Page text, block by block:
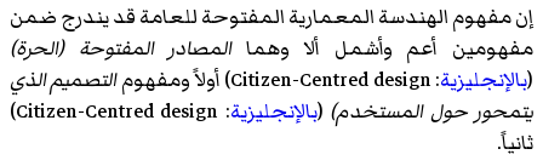
إن مفهوم الهندسة المعمارية المفتوحة للعامة قد يندرج ضمن
مفهومين أعم وأشمل ألا وهماالمصادر المفتوحة (الحرة)
(بالإنجليزية: Citizen-Centred design) أولاً ومفهوم
التصميم الذي
يتمحور حول المستخدم) (بالإنجليزية
: Citizen-Centred design)
ثانياً.